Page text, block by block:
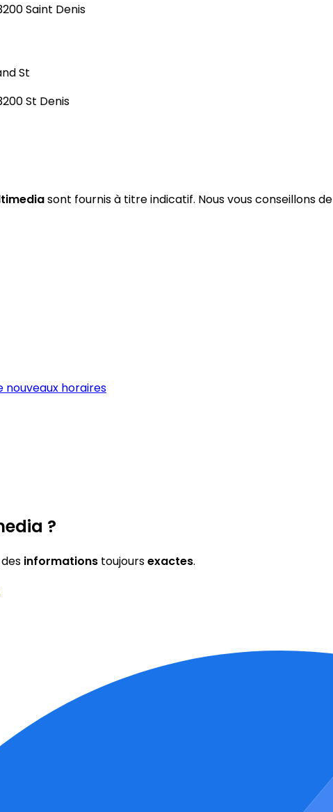
Saint Denis
St
St Denis
sont fournis à titre indicatif. Nous vous conseillons de
nouveaux horaires
?
informations toujoursexactes.